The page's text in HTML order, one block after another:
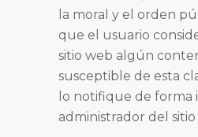
la moral y el orden
que el usuario
sitio web algún
susceptible de esta
lo notifique de forma
administrador del sitio